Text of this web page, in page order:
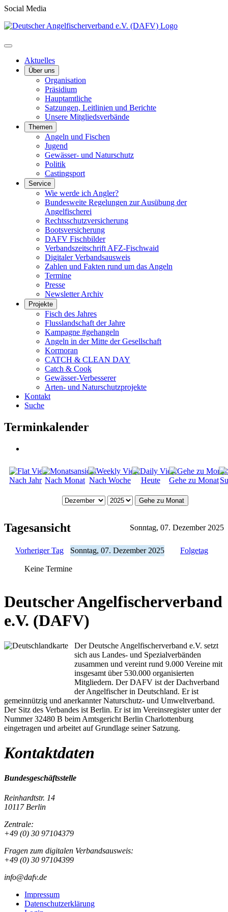
Social Media
Aktuelles
Über uns
Organisation
Präsidium
Hauptamtliche
Satzungen, Leitlinien und Berichte
Unsere Mitgliedsverbände
Themen
Angeln und Fischen
Jugend
Gewässer- und Naturschutz
Politik
Castingsport
Service
Wie werde ich Angler?
Bundesweite Regelungen zur Ausübung der
Angelfischerei
Rechtsschutzversicherung
Bootsversicherung
DAFV Fischbilder
Verbandszeitschrift AFZ-Fischwaid
Digitaler Verbandsausweis
Zahlen und Fakten rund um das Angeln
Termine
Presse
Newsletter Archiv
Projekte
Fisch des Jahres
Flusslandschaft der Jahre
Kampagne #gehangeln
Angeln in der Mitte der Gesellschaft
Kormoran
CATCH & CLEAN DAY
Catch & Cook
Gewässer-Verbesserer
Arten- und Naturschutzprojekte
Kontakt
Suche
Terminkalender
Nach Jahr Nach Monat Nach Woche Heute Gehe zu Monat
Gehe zu Monat
Tagesansicht Sonntag, 07. Dezember 2025
Vorheriger Tag Sonntag, 07. Dezember 2025 Folgetag
Keine Termine
Deutscher Angelfischerverband
e.V. (DAFV)
Der Deutsche Angelfischerverband e.V. setzt
sich aus Landes- und Spezialverbänden
zusammen und vereint rund 9.000 Vereine mit
insgesamt über 530.000 organisierten
Mitgliedern. Der DAFV ist der Dachverband
der Angelfischer in Deutschland. Er ist
gemeinnützig und anerkannter Naturschutz- und Umweltverband.
Der Sitz des Verbandes ist Berlin. Er ist im Vereinsregister unter der
Nummer 32480 B beim Amtsgericht Berlin Charlottenburg
eingetragen und arbeitet auf Grundlage seiner Satzung.
Kontaktdaten
Bundesgeschäftsstelle
Reinhardtstr. 14
10117 Berlin
Zentrale:
+49 (0) 30 97104379
Fragen zum digitalen Verbandsausweis:
+49 (0) 30 97104399
info@dafv.de
Impressum
Datenschutzerklärung